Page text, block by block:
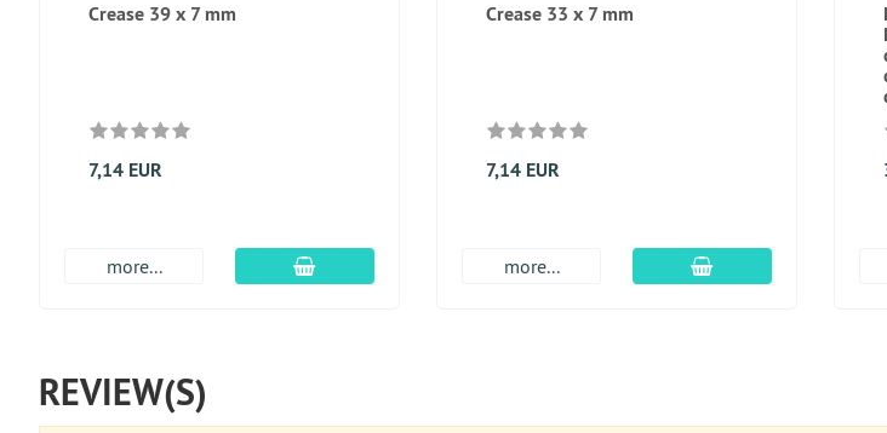
Crease 39 x 7 mm
7,14 EUR
more... En el carro de compras
Crease 33 x 7 mm
7,14 EUR
more... En el carro de
REVIEW(S)